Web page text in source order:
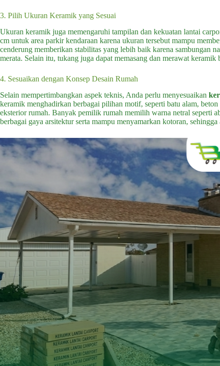
3. Pilih Ukuran Keramik yang Sesuai
Ukuran keramik juga memengaruhi tampilan dan kekuatan lantai
cm untuk area parkir kendaraan karena ukuran tersebut mampu
cenderung memberikan stabilitas yang lebih baik karena sambungan
merata. Selain itu, tukang juga dapat memasang dan merawat
4. Sesuaikan dengan Konsep Desain Rumah
Selain mempertimbangkan aspek teknis, Anda perlu menyesuaikan
keramik menghadirkan berbagai pilihan motif, seperti batu alam,
eksterior rumah. Banyak pemilik rumah memilih warna netral seperti
berbagai gaya arsitektur serta mampu menyamarkan kotoran,